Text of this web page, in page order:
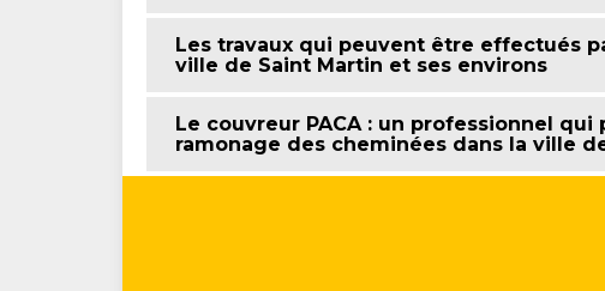
Les travaux qui peuvent être effectués
ville de Saint Martin et ses environs
Le couvreur PACA : un professionnel
ramonage des cheminées dans la ville